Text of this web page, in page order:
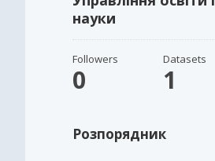
науки
Followers
0
Datasets
1
Розпорядник